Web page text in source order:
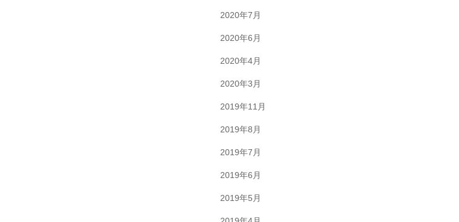
2020年7月
2020年6月
2020年4月
2020年3月
2019年11月
2019年8月
2019年7月
2019年6月
2019年5月